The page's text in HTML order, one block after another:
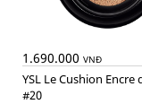
1.690.000 VNĐ
YSL Le Cushion Encre de Peau
#20